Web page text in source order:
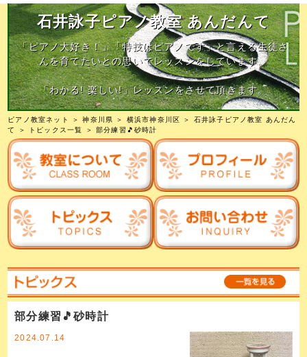
石井詠子ピアノ教室 あんだんて
「ピアノ大好き！」「特技はピアノです」と言える生徒さ
んを育てたいとの思いでレッスンをしています。
「わかる! 楽しい!」レッスンをさせて頂きます。
ピアノ教室ネット ＞神奈川県 ＞ 横浜市神奈川区 ＞ 石井詠子ピアノ教室 あんだん
て
＞ トピックス一覧 ＞ 部分練習🎵砂時計
部分練習🎵砂時計
2024.07.14